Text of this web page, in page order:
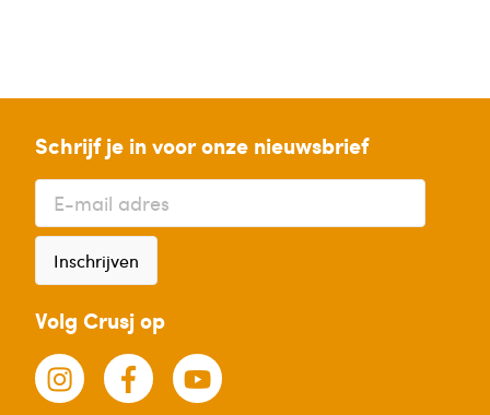
Schrijf je in voor onze nieuwsbrief
Inschrijven
Volg Crusj op